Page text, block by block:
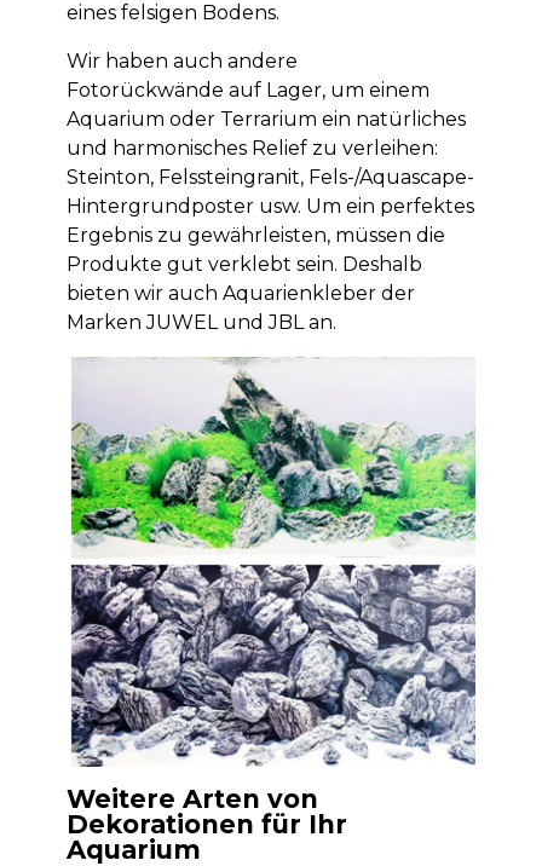
eines felsigen Bodens.
Wir haben auch andere
Fotorückwände auf Lager, um einem
Aquarium oder Terrarium ein natürliches
und harmonisches Relief zu verleihen:
Steinton, Felssteingranit, Fels-/Aquascape-
Hintergrundposter usw. Um ein perfektes
Ergebnis zu gewährleisten, müssen die
Produkte gut verklebt sein. Deshalb
bieten wir auch Aquarienkleber der
Marken JUWEL und JBL an.
Weitere Arten von
Dekorationen für Ihr
Aquarium